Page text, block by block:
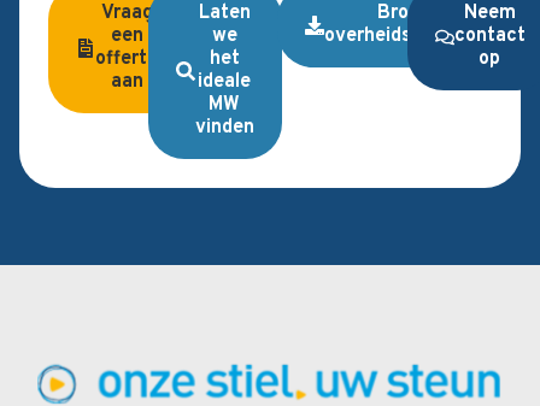
Vraag
een
offerte
aan
Laten
we
het
ideale
MW
vinden
Brochure
overheidsopdrachten
Neem
contact
op